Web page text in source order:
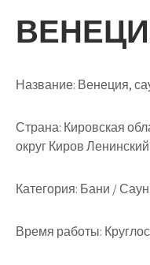
Название: Венеция,
Страна: Кировская
округ Киров
Категория: Бани /
Время работы: